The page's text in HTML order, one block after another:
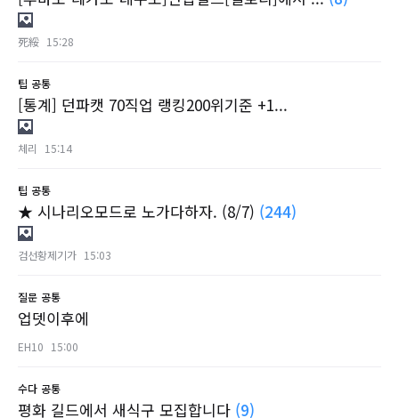
死綏 15:28
팁 공통
[통계] 던파캣 70직업 랭킹200위기준 +1...
체리 15:14
팁 공통
★ 시나리오모드로 노가다하자. (8/7) (244)
검선황제기가 15:03
질문 공통
업뎃이후에
EH10 15:00
수다 공통
평화 길드에서 새식구 모집합니다 (9)